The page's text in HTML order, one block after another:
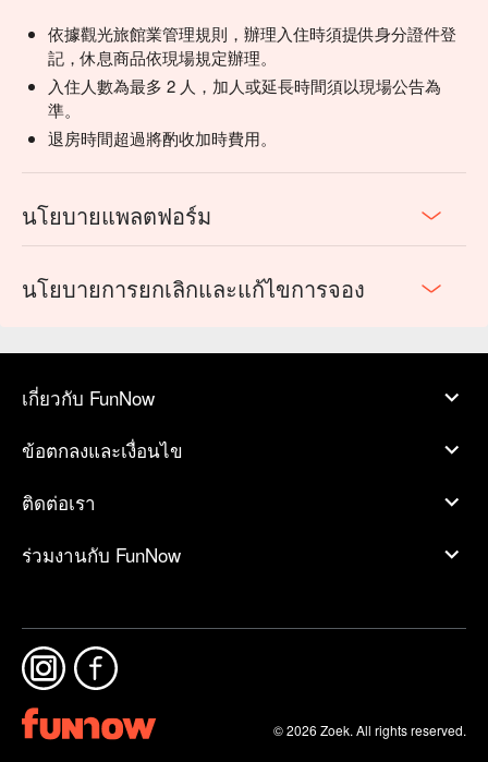
依據觀光旅館業管理規則，辦理入住時須提供身分證件登
記，休息商品依現場規定辦理。
入住人數為最多 2 人，加人或延長時間須以現場公告為
準。
退房時間超過將酌收加時費用。
นโยบายแพลตฟอร์ม
นโยบายการยกเลิกและแก้ไขการจอง
เกี่ยวกับ FunNow
ข้อตกลงและเงื่อนไข
ติดต่อเรา
ร่วมงานกับ FunNow
© 2026 Zoek. All rights reserved.